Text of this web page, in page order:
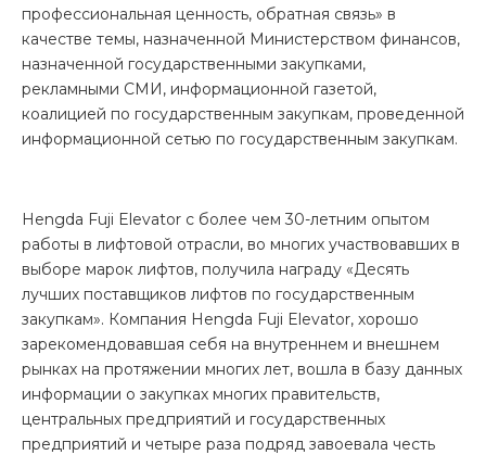
профессиональная ценность, обратная связь» в
качестве темы, назначенной Министерством финансов,
назначенной государственными закупками,
рекламными СМИ, информационной газетой,
коалицией по государственным закупкам, проведенной
информационной сетью по государственным закупкам.
Hengda Fuji Elevator с более чем 30-летним опытом
работы в лифтовой отрасли, во многих участвовавших в
выборе марок лифтов, получила награду «Десять
лучших поставщиков лифтов по государственным
закупкам». Компания Hengda Fuji Elevator, хорошо
зарекомендовавшая себя на внутреннем и внешнем
рынках на протяжении многих лет, вошла в базу данных
информации о закупках многих правительств,
центральных предприятий и государственных
предприятий и четыре раза подряд завоевала честь